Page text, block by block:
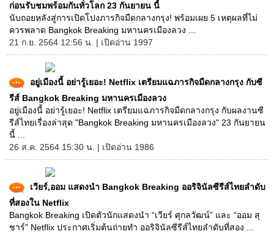
ก่อนรับชมพร้อมกันทั่วโลก 23 กันยายน นี้
นับถอยหลังสู่การเปิดโปงภารกิจมืดกลางกรุง! พร้อมเผย 5 เหตุผลที่ไม่
ควรพลาด Bangkok Breaking มหานครเมืองลวง ...
21 ก.ย. 2564 12:56 น. | เปิดอ่าน 1997
อยู่เมืองนี้ อย่ารู้เยอะ! Netflix เตรียมแฉภารกิจมืดกลางกรุง กับซี
รีส์ Bangkok Breaking มหานครเมืองลวง
อยู่เมืองนี้ อย่ารู้เยอะ! Netflix เตรียมแฉภารกิจมืดกลางกรุง กับผลงานซี
รีส์ไทยเรื่องล่าสุด "Bangkok Breaking มหานครเมืองลวง" 23 กันยายน
นี้ ...
26 ส.ค. 2564 15:30 น. | เปิดอ่าน 1986
เวียร์,ออม แสดงนำ Bangkok Breaking ออริจินัลซีรีส์ไทยลำดับ
ที่สองใน Netflix
Bangkok Breaking เปิดตัวนักแสดงนำ “เวียร์ ศุกลวัฒน์” และ “ออม สุ
ชาร์” Netflix ประกาศเริ่มต้นถ่ายทำ ออริจินัลซีรีส์ไทยลำดับที่สอง ...